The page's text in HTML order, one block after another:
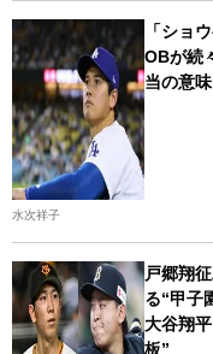
「ショ
OBが続
当の意
水次祥子
戸郷翔
る“甲子
大谷翔
板”